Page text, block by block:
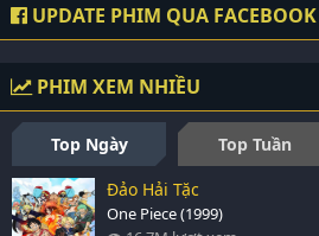
UPDATE PHIM QUA FACEBOOK
PHIM XEM NHIỀU
Top Ngày Top Tuần
Đảo Hải Tặc
One Piece (1999)